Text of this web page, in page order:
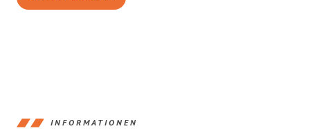
INFORMATIONEN